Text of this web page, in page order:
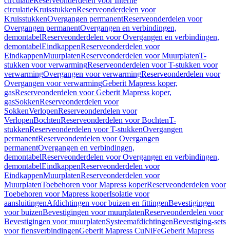
circulatieKruisstukkenReserveonderdelen voor
KruisstukkenOvergangen permanentReserveonderdelen voor
Overgangen permanentOvergangen en verbindingen,
demontabelReserveonderdelen voor Overgangen en verbindingen,
demontabelEindkappenReserveonderdelen voor
EindkappenMuurplatenReserveonderdelen voor MuurplatenT-
stukken voor verwarmingReserveonderdelen voor T-stukken voor
verwarmingOvergangen voor verwarmingReserveonderdelen voor
Overgangen voor verwarmingGeberit Mapress koper,
gasReserveonderdelen voor Geberit Mapress koper,
gasSokkenReserveonderdelen voor
SokkenVerlopenReserveonderdelen voor
VerlopenBochtenReserveonderdelen voor BochtenT-
stukkenReserveonderdelen voor T-stukkenOvergangen
permanentReserveonderdelen voor Overgangen
permanentOvergangen en verbindingen,
demontabelReserveonderdelen voor Overgangen en verbindingen,
demontabelEindkappenReserveonderdelen voor
EindkappenMuurplatenReserveonderdelen voor
MuurplatenToebehoren voor Mapress koperReserveonderdelen voor
Toebehoren voor Mapress koperIsolatie voor
aansluitingenAfdichtingen voor buizen en fittingenBevestigingen
voor buizenBevestigingen voor muurplatenReserveonderdelen voor
Bevestigingen voor muurplatenSysteemafdichtingenBevestiging-sets
voor flensverbindingenGeberit Mapress CuNiFeGeberit Mapress